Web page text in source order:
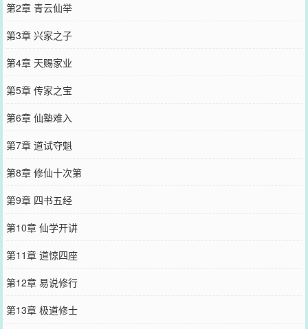
君……
您要是觉得《
信里的朋友推荐哦！
第2章 青云仙举
第3章 兴家之子
第4章 天赐家业
第5章 传家之宝
第6章 仙塾难入
第7章 道试夺魁
第8章 修仙十次第
第9章 四书五经
第10章 仙学开讲
第11章 道惊四座
第12章 易说修行
第13章 极道修士